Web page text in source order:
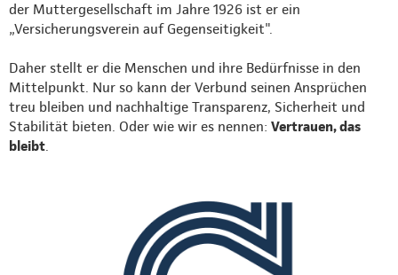
der Muttergesellschaft im Jahre 1926 ist er ein
„Versicherungsverein auf Gegenseitigkeit".
Daher stellt er die Menschen und ihre Bedürfnisse in den
Mittelpunkt. Nur so kann der Verbund seinen Ansprüchen
treu bleiben und nachhaltige Transparenz, Sicherheit und
Stabilität bieten. Oder wie wir es nennen: Vertrauen, das
bleibt.